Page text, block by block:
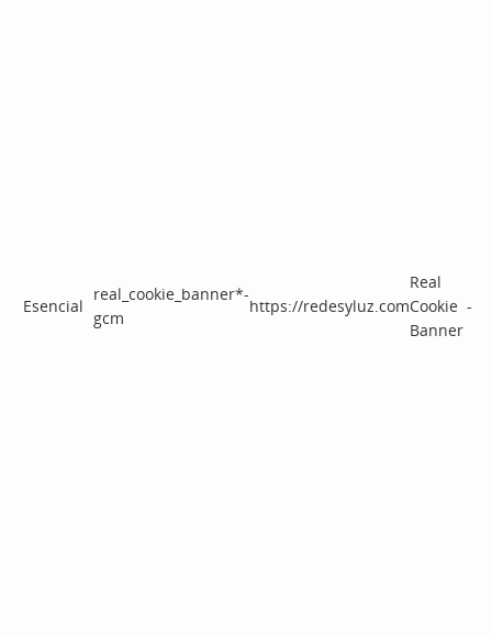
Esencial
real_cookie_banner*-
gcm
https://redesyluz.com
Real
Cookie
Banner
-